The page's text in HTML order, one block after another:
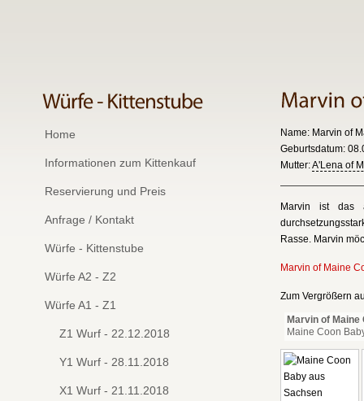
Name: Marvin of
Geburtsdatum:
Mutter:A'Lena of
Marvin ist das
Rasse. Marvin
Marvin of Maine
Zum Vergrößern
Marvin of Maine
Maine Coon
Home
Informationen zum Kittenkauf
Reservierung und Preis
Anfrage / Kontakt
Würfe - Kittenstube
Würfe A2 - Z2
Würfe A1 - Z1
Z1 Wurf - 22.12.2018
Y1 Wurf - 28.11.2018
X1 Wurf - 21.11.2018